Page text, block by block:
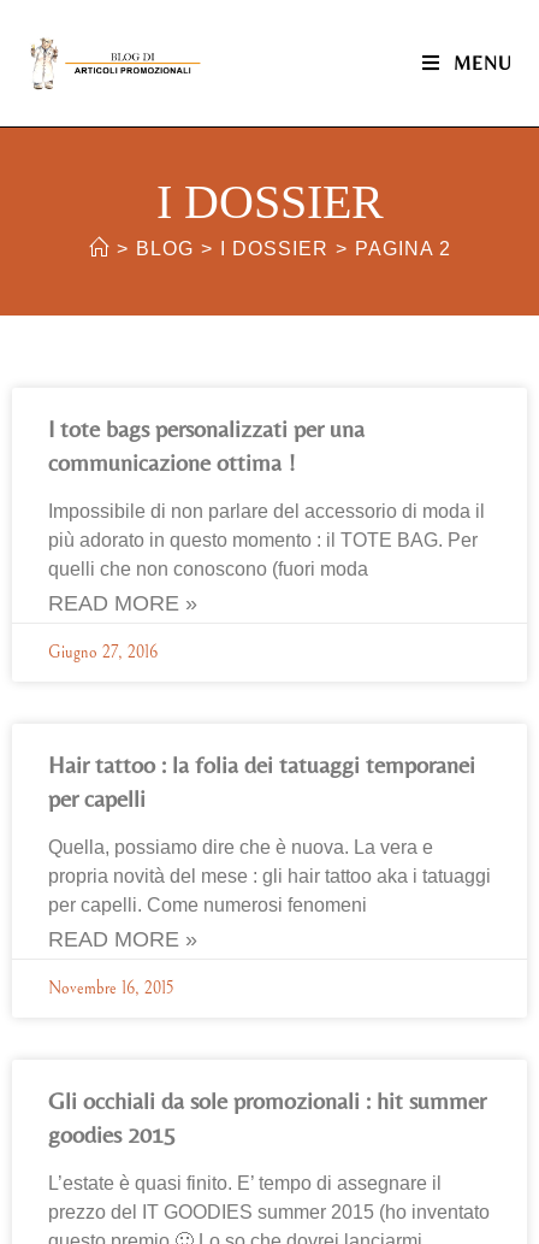
MENU
I DOSSIER
> BLOG > I DOSSIER > PAGINA 2
I tote bags personalizzati per una
communicazione ottima !
Impossibile di non parlare del accessorio di moda il
più adorato in questo momento : il TOTE BAG. Per
quelli che non conoscono (fuori moda
READ MORE »
Giugno 27, 2016
Hair tattoo : la folia dei tatuaggi temporanei
per capelli
Quella, possiamo dire che è nuova. La vera e
propria novità del mese : gli hair tattoo aka i tatuaggi
per capelli. Come numerosi fenomeni
READ MORE »
Novembre 16, 2015
Gli occhiali da sole promozionali : hit summer
goodies 2015
L’estate è quasi finito. E’ tempo di assegnare il
prezzo del IT GOODIES summer 2015 (ho inventato